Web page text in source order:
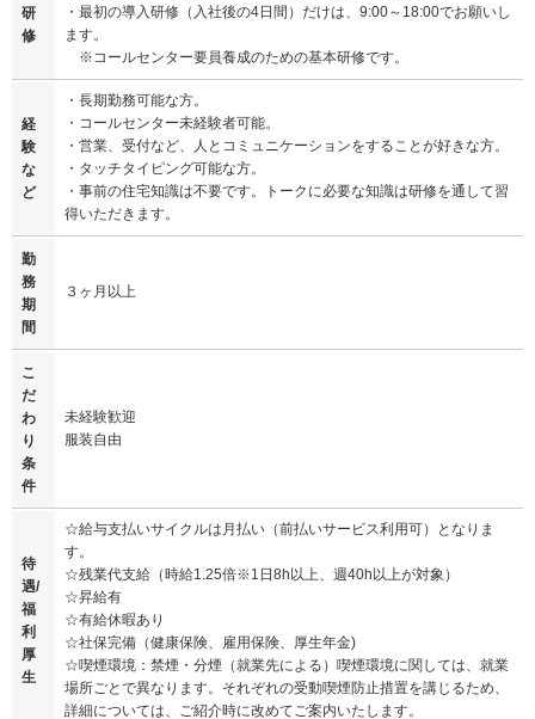
研
修
・最初の導入研修（入社後の4日間）だけは、9:00～18:00でお願いし
ます。
※コールセンター要員養成のための基本研修です。
経
験
な
ど
・長期勤務可能な方。
・コールセンター未経験者可能。
・営業、受付など、人とコミュニケーションをすることが好きな方。
・タッチタイピング可能な方。
・事前の住宅知識は不要です。トークに必要な知識は研修を通して習
得いただきます。
勤
務
期
間
３ヶ月以上
こ
だ
わ
り
条
件
未経験歓迎
服装自由
待
遇/
福
利
厚
生
☆給与支払いサイクルは月払い（前払いサービス利用可）となりま
す。
☆残業代支給（時給1.25倍※1日8h以上、週40h以上が対象）
☆昇給有
☆有給休暇あり
☆社保完備（健康保険、雇用保険、厚生年金)
☆喫煙環境：禁煙・分煙（就業先による）喫煙環境に関しては、就業
場所ごとで異なります。それぞれの受動喫煙防止措置を講じるため、
詳細については、ご紹介時に改めてご案内いたします。